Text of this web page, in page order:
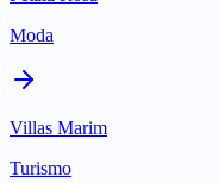
Moda
Villas Marim
Turismo